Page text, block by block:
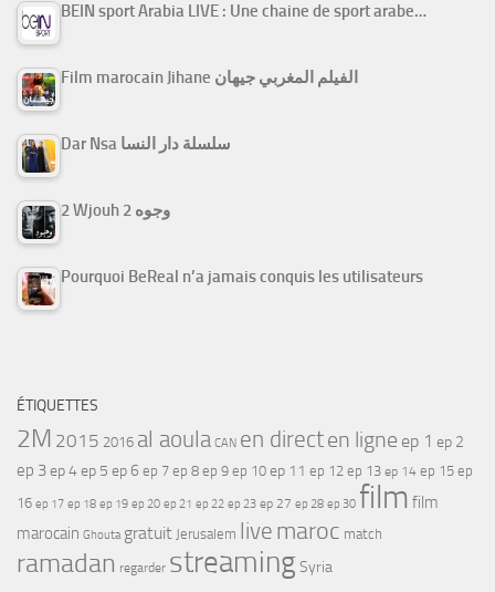
BEIN sport Arabia LIVE : Une chaine de sport arabe…
Film marocain Jihane الفيلم المغربي جيهان
Dar Nsa سلسلة دار النسا
2 Wjouh 2 وجوه
Pourquoi BeReal n’a jamais conquis les utilisateurs
ÉTIQUETTES
2M 2015 2016 al aoula CAN en directen ligne ep 1 ep 2
ep 3ep 4ep 5 ep 6 ep 7 ep 8 ep 9 ep 10 ep 11 ep 12 ep 13 ep 14 ep 15 ep
16 ep 17 ep 18 ep 19 ep 20 ep 21 ep 22 ep 23 ep 27 ep 28 ep 30 film film
marocain Ghouta gratuit Jerusalem live maroc match
ramadan regarder streamingSyria